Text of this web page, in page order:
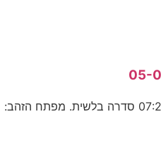
העדים - מפתח הזהב 06:30 - 07:20 סדרה בלשית. מפתח הזהב: